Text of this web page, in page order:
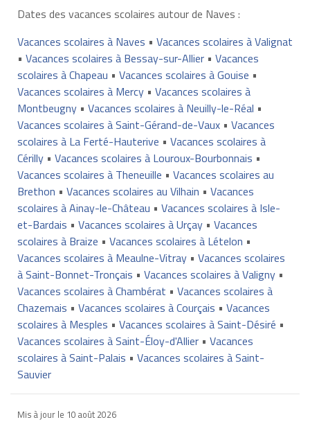
Dates des vacances scolaires autour de Naves :
Vacances scolaires à Naves • Vacances scolaires à Valignat
• Vacances scolaires à Bessay-sur-Allier• Vacances
scolaires à Chapeau • Vacances scolaires à Gouise •
Vacances scolaires à Mercy• Vacances scolaires à
Montbeugny• Vacances scolaires à Neuilly-le-Réal •
Vacances scolaires à Saint-Gérand-de-Vaux• Vacances
scolaires à La Ferté-Hauterive • Vacances scolaires à
Cérilly• Vacances scolaires à Louroux-Bourbonnais •
Vacances scolaires à Theneuille • Vacances scolaires au
Brethon • Vacances scolaires au Vilhain • Vacances
scolaires à Ainay-le-Château • Vacances scolaires à Isle-
et-Bardais • Vacances scolaires à Urçay• Vacances
scolaires à Braize • Vacances scolaires à Lételon •
Vacances scolaires à Meaulne-Vitray• Vacances scolaires
à Saint-Bonnet-Tronçais • Vacances scolaires à Valigny•
Vacances scolaires à Chambérat • Vacances scolaires à
Chazemais • Vacances scolaires à Courçais • Vacances
scolaires à Mesples • Vacances scolaires à Saint-Désiré •
Vacances scolaires à Saint-Éloy-d'Allier• Vacances
scolaires à Saint-Palais • Vacances scolaires à Saint-
Sauvier
Mis à jour le 10 août 2026